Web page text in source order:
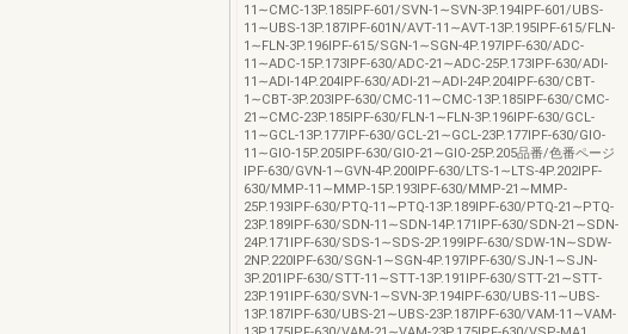
11∼CMC‐13P.185IPF‐601/SVN‐1∼SVN‐3P.194IPF‐601/UBS‐
11∼UBS‐13P.187IPF‐601N/AVT‐11∼AVT‐13P.195IPF‐615/FLN‐
1∼FLN‐3P.196IPF‐615/SGN‐1∼SGN‐4P.197IPF‐630/ADC‐
11∼ADC‐15P.173IPF‐630/ADC‐21∼ADC‐25P.173IPF‐630/ADI‐
11∼ADI‐14P.204IPF‐630/ADI‐21∼ADI‐24P.204IPF‐630/CBT‐
1∼CBT‐3P.203IPF‐630/CMC‐11∼CMC‐13P.185IPF‐630/CMC‐
21∼CMC‐23P.185IPF‐630/FLN‐1∼FLN‐3P.196IPF‐630/GCL‐
11∼GCL‐13P.177IPF‐630/GCL‐21∼GCL‐23P.177IPF‐630/GIO‐
11∼GIO‐15P.205IPF‐630/GIO‐21∼GIO‐25P.205品番/色番ページ
IPF‐630/GVN‐1∼GVN‐4P.200IPF‐630/LTS‐1∼LTS‐4P.202IPF‐
630/MMP‐11∼MMP‐15P.193IPF‐630/MMP‐21∼MMP‐
25P.193IPF‐630/PTQ‐11∼PTQ‐13P.189IPF‐630/PTQ‐21∼PTQ‐
23P.189IPF‐630/SDN‐11∼SDN‐14P.171IPF‐630/SDN‐21∼SDN‐
24P.171IPF‐630/SDS‐1∼SDS‐2P.199IPF‐630/SDW‐1N∼SDW‐
2NP.220IPF‐630/SGN‐1∼SGN‐4P.197IPF‐630/SJN‐1∼SJN‐
3P.201IPF‐630/STT‐11∼STT‐13P.191IPF‐630/STT‐21∼STT‐
23P.191IPF‐630/SVN‐1∼SVN‐3P.194IPF‐630/UBS‐11∼UBS‐
13P.187IPF‐630/UBS‐21∼UBS‐23P.187IPF‐630/VAM‐11∼VAM‐